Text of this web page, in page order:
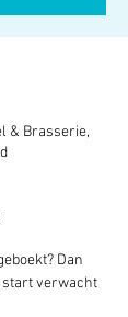
& Brasserie,
Dan
start verwacht